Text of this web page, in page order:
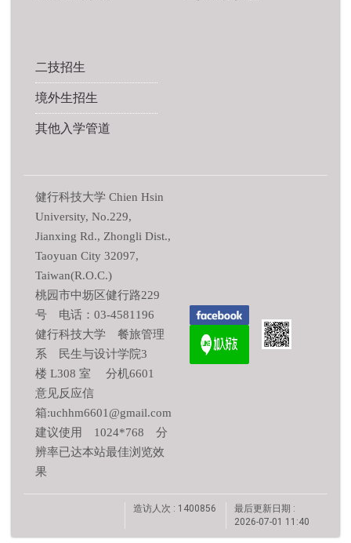
二技招生
境外生招生
其他入学管道
健行科技大学 Chien Hsin
University, No.229,
Jianxing Rd., Zhongli Dist.,
Taoyuan City 32097,
Taiwan(R.O.C.)
桃园市中坜区健行路229
号 电话：03-4581196
健行科技大学 餐旅管理
系 民生与设计学院3
楼 L308 室 分机6601
意见反应信
箱:uchhm6601@gmail.com
建议使用 1024*768 分
辨率已达本站最佳浏览效
果
造访人次 : 1400856
最后更新日期 :
2026-07-01 11:40